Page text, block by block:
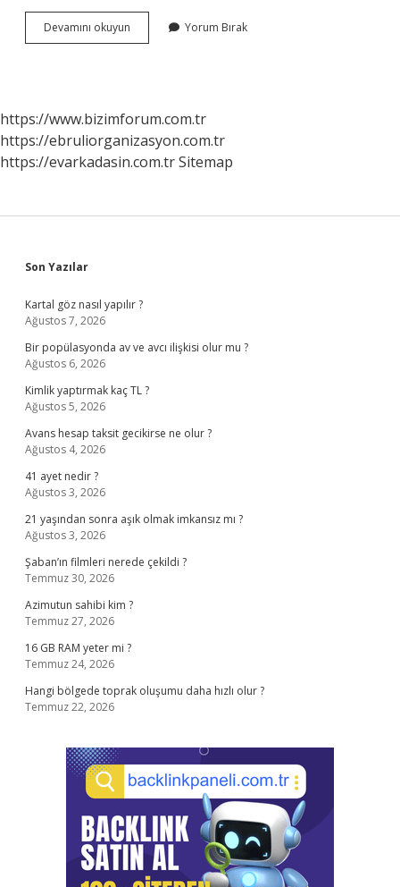
Devamını okuyun Volkswagen
Arena
Yorum Bırak
https://www.bizimforum.com.tr
https://ebruliorganizasyon.com.tr
https://evarkadasin.com.trSitemap
Sidebar
Son Yazılar
Kartal göz nasıl yapılır ?
Ağustos 7, 2026
Bir popülasyonda av ve avcı ilişkisi olur mu ?
Ağustos 6, 2026
Kimlik yaptırmak kaç TL ?
Ağustos 5, 2026
Avans hesap taksit gecikirse ne olur ?
Ağustos 4, 2026
41 ayet nedir ?
Ağustos 3, 2026
21 yaşından sonra aşık olmak imkansız mı ?
Ağustos 3, 2026
Şaban’ın filmleri nerede çekildi ?
Temmuz 30, 2026
Azimutun sahibi kim ?
Temmuz 27, 2026
16 GB RAM yeter mi ?
Temmuz 24, 2026
Hangi bölgede toprak oluşumu daha hızlı olur ?
Temmuz 22, 2026